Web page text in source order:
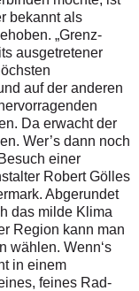
bekannt als
„Grenz­
ausgetretener
auf der anderen
Da erwacht der
Wer’s dann noch
einer
Robert Gölles
Abgerundet
das milde Klima
Region kann man
wählen. Wenn‘s
in einem
feines Rad-